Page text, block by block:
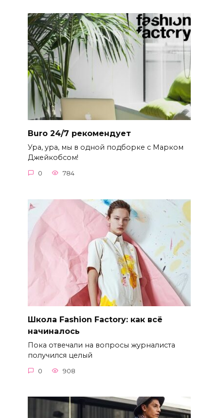
Buro 24/7 рекомендует
Ура, ура, мы в одной подборке с Марком
Джейкобсом!
0 784
Школа Fashion Factory: как всё
начиналось
Пока отвечали на вопросы журналиста
получился целый
0 908